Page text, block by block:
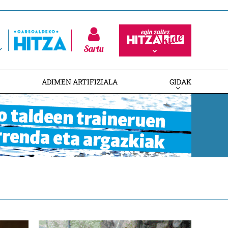
Sartu
ADIMEN ARTIFIZIALA GIDAK